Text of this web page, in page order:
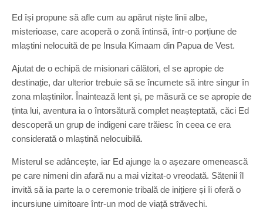
Ed își propune să afle cum au apărut niște linii albe,
misterioase, care acoperă o zonă întinsă, într-o porțiune de
mlaștini nelocuită de pe Insula Kimaam din Papua de Vest.
Ajutat de o echipă de misionari călători, el se apropie de
destinație, dar ulterior trebuie să se încumete să intre singur în
zona mlaștinilor. Înaintează lent și, pe măsură ce se apropie de
ținta lui, aventura ia o întorsătură complet neașteptată, căci Ed
descoperă un grup de indigeni care trăiesc în ceea ce era
considerată o mlaștină nelocuibilă.
Misterul se adâncește, iar Ed ajunge la o așezare omenească
pe care nimeni din afară nu a mai vizitat-o vreodată. Sătenii îl
invită să ia parte la o ceremonie tribală de inițiere și îi oferă o
incursiune uimitoare într-un mod de viață străvechi.